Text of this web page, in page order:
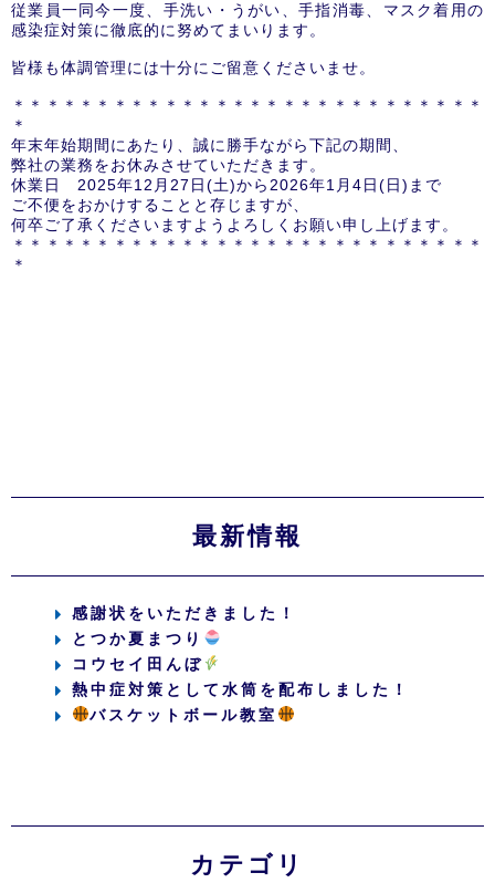
従業員一同今一度、手洗い・うがい、手指消毒、マスク着用の
感染症対策に徹底的に努めてまいります。
皆様も体調管理には十分にご留意くださいませ。
＊＊＊＊＊＊＊＊＊＊＊＊＊＊＊＊＊＊＊＊＊＊＊＊＊＊＊＊
＊
年末年始期間にあたり、誠に勝手ながら下記の期間、
弊社の業務をお休みさせていただきます。
休業日 2025年12月27日(土)から2026年1月4日(日)まで
ご不便をおかけすることと存じますが、
何卒ご了承くださいますようよろしくお願い申し上げます。
＊＊＊＊＊＊＊＊＊＊＊＊＊＊＊＊＊＊＊＊＊＊＊＊＊＊＊＊
＊
最新情報
感謝状をいただきました！
とつか夏まつり
コウセイ田んぼ
熱中症対策として水筒を配布しました！
バスケットボール教室
カテゴリ